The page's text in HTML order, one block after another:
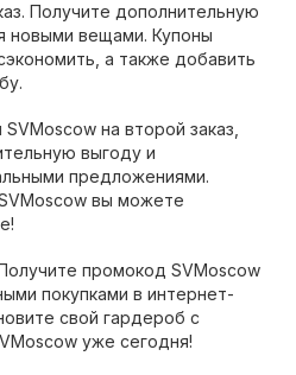
Получите дополнительную
новыми вещами. Купоны
а также добавить
на второй заказ,
выгоду и
предложениями.
вы можете
промокод SVMoscow
покупками в интернет-
свой гардероб с
уже сегодня!